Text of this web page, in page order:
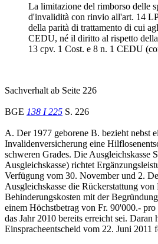
La limitazione del rimborso delle
d'invalidità con rinvio all'art. 14
della parità di trattamento di cui
CEDU, né il diritto al rispetto
13 cpv. 1 Cost. e 8 n. 1 CEDU
Sachverhalt ab Seite 226
BGE 138 I 225 S. 226
A. Der 1977 geborene B. bezieht nebst
Invalidenversicherung eine
schweren Grades. Die Ausgleichskasse
Ausgleichskasse) richtet
Verfügung vom 30. November und 2.
Ausgleichskasse die Rückerstattung
Behinderungskosten mit der
einem Höchstbetrag von Fr. 90'000.-
das Jahr 2010 bereits erreicht sei. Daran
Einspracheentscheid vom 22. Juni 2011